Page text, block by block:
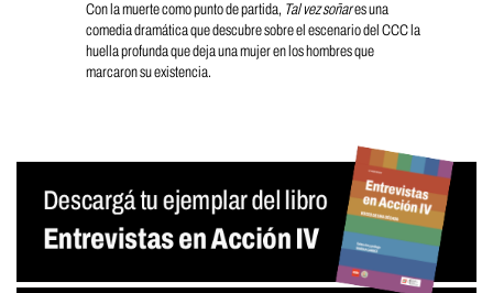
Con la muerte como punto de partida, Tal vez soñares una
comedia dramática que descubre sobre el escenario del CCC la
huella profunda que deja una mujer en los hombres que
marcaron su existencia.